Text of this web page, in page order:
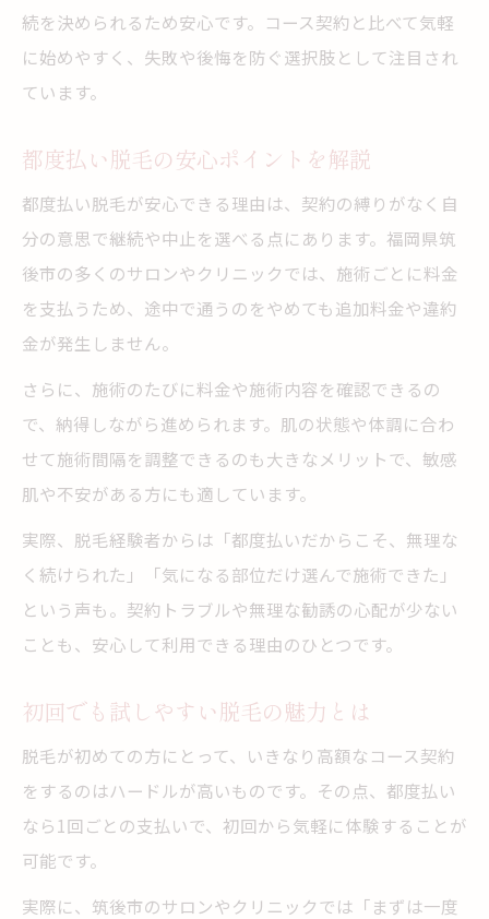
都度払い脱毛で叶える自分らしい美肌
脱毛都度払いで理想の美肌を目指す方法
自分のペースで叶える脱毛と美肌効果
都度払い脱毛で肌トラブルを回避する工夫
美肌を維持するための脱毛習慣とは
脱毛効果を高めるセルフケアのポイント
施術回数や効果が気になる方必見
脱毛都度払いで効果を引き出す回数の目安
気になる効果の出方や持続期間について
続を決められるため安心です。コース契約と比べて気軽
に始めやすく、失敗や後悔を防ぐ選択肢として注目され
ています。
都度払い脱毛の安心ポイントを解説
都度払い脱毛が安心できる理由は、契約の縛りがなく自
分の意思で継続や中止を選べる点にあります。福岡県筑
後市の多くのサロンやクリニックでは、施術ごとに料金
を支払うため、途中で通うのをやめても追加料金や違約
金が発生しません。
さらに、施術のたびに料金や施術内容を確認できるの
で、納得しながら進められます。肌の状態や体調に合わ
せて施術間隔を調整できるのも大きなメリットで、敏感
肌や不安がある方にも適しています。
実際、脱毛経験者からは「都度払いだからこそ、無理な
く続けられた」「気になる部位だけ選んで施術できた」
という声も。契約トラブルや無理な勧誘の心配が少ない
ことも、安心して利用できる理由のひとつです。
初回でも試しやすい脱毛の魅力とは
脱毛が初めての方にとって、いきなり高額なコース契約
をするのはハードルが高いものです。その点、都度払い
なら1回ごとの支払いで、初回から気軽に体験することが
可能です。
実際に、筑後市のサロンやクリニックでは「まずは一度